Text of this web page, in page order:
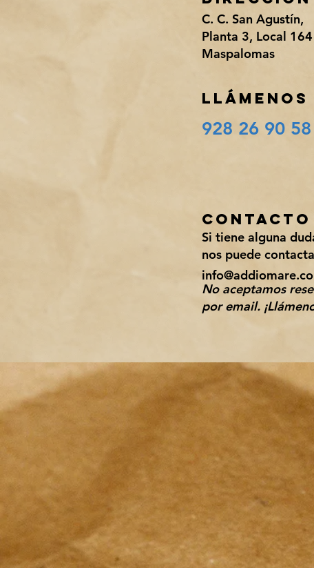
C. C. San Agustín,
Planta 3, Local 164
Maspalomas
LlÁmenos
928 26 90 58
Contacto
Si tiene alguna
nos puede
No aceptamos
por email.